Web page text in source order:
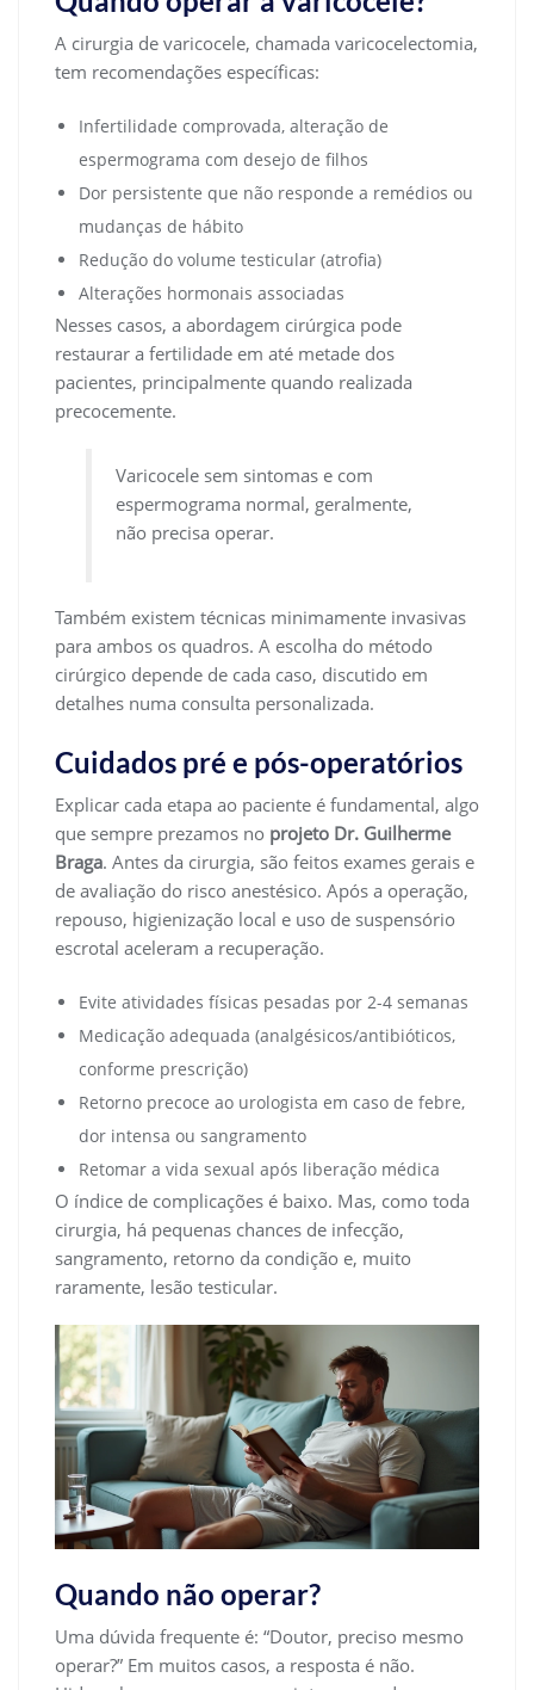
A cirurgia de varicocele, chamada varicocelectomia,
tem recomendações específicas:
Infertilidade comprovada, alteração de
espermograma com desejo de filhos
Dor persistente que não responde a remédios ou
mudanças de hábito
Redução do volume testicular (atrofia)
Alterações hormonais associadas
Nesses casos, a abordagem cirúrgica pode
restaurar a fertilidade em até metade dos
pacientes, principalmente quando realizada
precocemente.
Varicocele sem sintomas e com
espermograma normal, geralmente,
não precisa operar.
Também existem técnicas minimamente invasivas
para ambos os quadros. A escolha do método
cirúrgico depende de cada caso, discutido em
detalhes numa consulta personalizada.
Cuidados pré e pós-operatórios
Explicar cada etapa ao paciente é fundamental, algo
que sempre prezamos no projeto Dr. Guilherme
Braga. Antes da cirurgia, são feitos exames gerais e
de avaliação do risco anestésico. Após a operação,
repouso, higienização local e uso de suspensório
escrotal aceleram a recuperação.
Evite atividades físicas pesadas por 2-4 semanas
Medicação adequada (analgésicos/antibióticos,
conforme prescrição)
Retorno precoce ao urologista em caso de febre,
dor intensa ou sangramento
Retomar a vida sexual após liberação médica
O índice de complicações é baixo. Mas, como toda
cirurgia, há pequenas chances de infecção,
sangramento, retorno da condição e, muito
raramente, lesão testicular.
Quando não operar?
Uma dúvida frequente é: “Doutor, preciso mesmo
operar?” Em muitos casos, a resposta é não.